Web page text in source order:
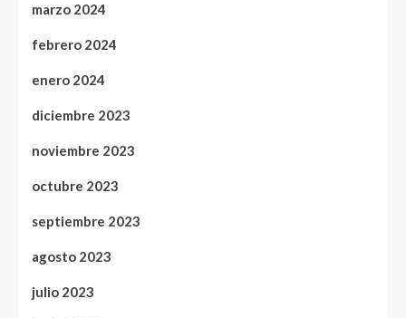
marzo 2024
febrero 2024
enero 2024
diciembre 2023
noviembre 2023
octubre 2023
septiembre 2023
agosto 2023
julio 2023